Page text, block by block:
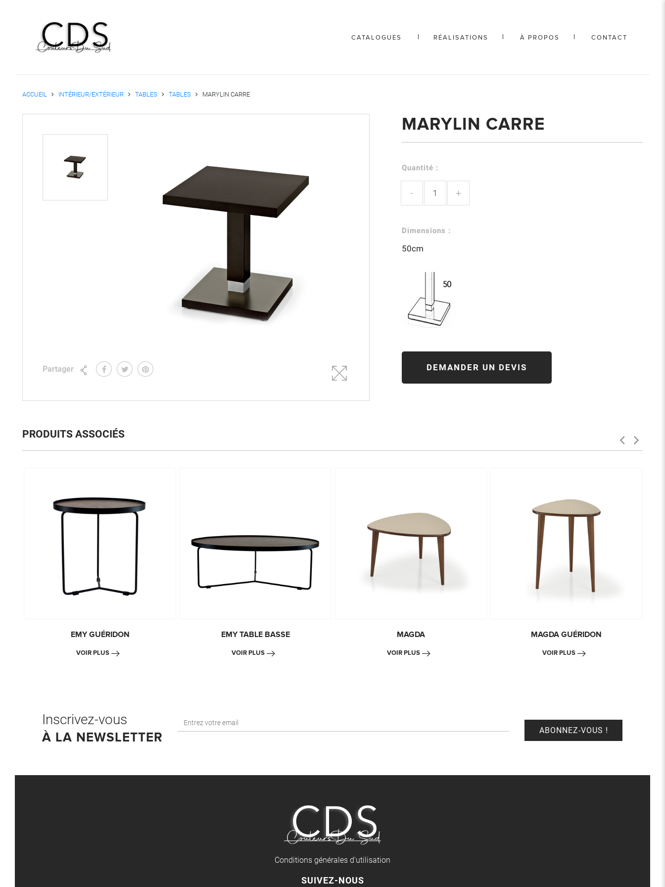
CATALOGUES RÉALISATIONS À PROPOS CONTACT
ACCUEIL INTÉRIEUR/EXTÉRIEUR TABLES TABLES MARYLIN CARRE
Partager
MARYLIN CARRE
Quantité :
- +
Dimensions :
50cm
DEMANDER UN DEVIS
PRODUITS ASSOCIÉS
EMY GUÉRIDON
VOIR PLUS
EMY TABLE BASSE
VOIR PLUS
MAGDA
VOIR PLUS
MAGDA GUÉRIDON
VOIR PLUS
Inscrivez-vous
À LA NEWSLETTER
Conditions générales d'utilisation
SUIVEZ-NOUS